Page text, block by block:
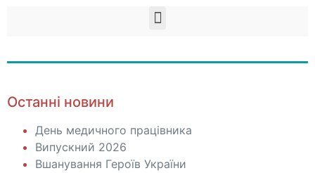
Останні новини
День медичного працівника
Випускний 2026
Вшанування Героїв України